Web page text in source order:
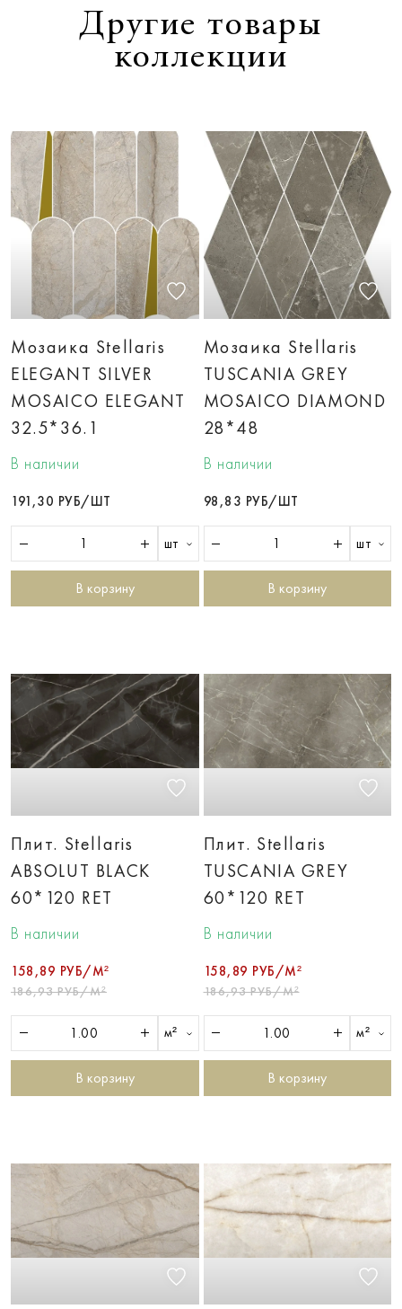
Другие товары
коллекции
Мозаика Stellaris
ELEGANT SILVER
MOSAICO ELEGANT
32.5*36.1
В наличии
191,30 РУБ/ШТ
шт
В корзину
Мозаика Stellaris
TUSCANIA GREY
MOSAICO DIAMOND
28*48
В наличии
98,83 РУБ/ШТ
шт
В корзину
Плит. Stellaris
ABSOLUT BLACK
60*120 RET
В наличии
158,89 РУБ/М²
186,93 РУБ/М²
м²
В корзину
Плит. Stellaris
TUSCANIA GREY
60*120 RET
В наличии
158,89 РУБ/М²
186,93 РУБ/М²
м²
В корзину